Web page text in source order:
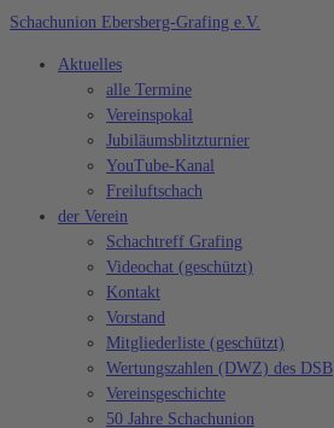
Zum
springen
Schachunion Ebersberg-Grafing e.V.
Aktuelles
alle Termine
Vereinspokal
Jubiläumsblitzturnier
YouTube-Kanal
Freiluftschach
der Verein
Schachtreff Grafing
Videochat (geschützt)
Kontakt
Vorstand
Mitgliederliste (geschützt)
Wertungszahlen (DWZ) des DSB
Vereinsgeschichte
50 Jahre Schachunion